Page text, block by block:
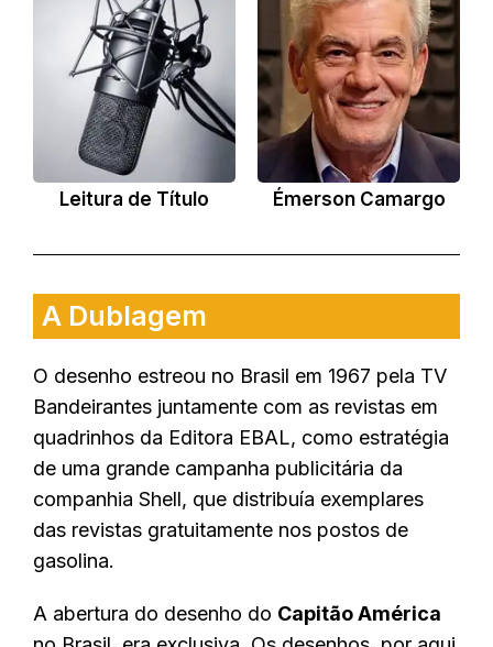
Leitura de Título Émerson Camargo
A Dublagem
O desenho estreou no Brasil em 1967 pela TV
Bandeirantes juntamente com as revistas em
quadrinhos da Editora EBAL, como estratégia
de uma grande campanha publicitária da
companhia Shell, que distribuía exemplares
das revistas gratuitamente nos postos de
gasolina.
A abertura do desenho do Capitão América